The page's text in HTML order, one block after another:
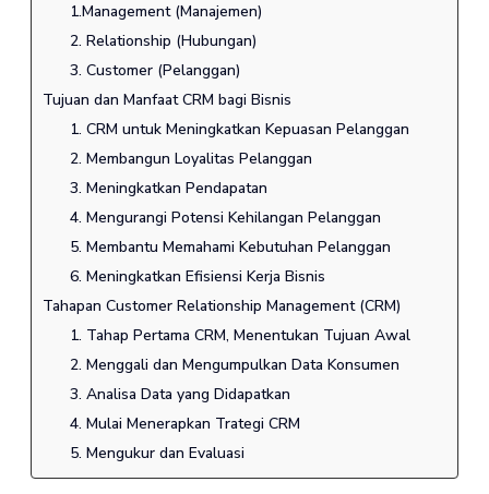
1.Management (Manajemen)
2. Relationship (Hubungan)
3. Customer (Pelanggan)
Tujuan dan Manfaat CRM bagi Bisnis
1. CRM untuk Meningkatkan Kepuasan Pelanggan
2. Membangun Loyalitas Pelanggan
3. Meningkatkan Pendapatan
4. Mengurangi Potensi Kehilangan Pelanggan
5. Membantu Memahami Kebutuhan Pelanggan
6. Meningkatkan Efisiensi Kerja Bisnis
Tahapan Customer Relationship Management (CRM)
1. Tahap Pertama CRM, Menentukan Tujuan Awal
2. Menggali dan Mengumpulkan Data Konsumen
3. Analisa Data yang Didapatkan
4. Mulai Menerapkan Trategi CRM
5. Mengukur dan Evaluasi